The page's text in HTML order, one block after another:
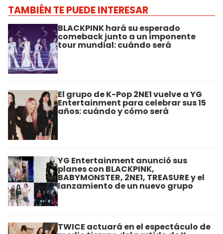
TAMBIÉN TE PUEDE INTERESAR
BLACKPINK hará su esperado
comeback junto a un imponente
tour mundial: cuándo será
El grupo de K-Pop 2NE1 vuelve a YG
Entertainment para celebrar sus 15
años: cuándo y cómo será
YG Entertainment anunció sus
planes con BLACKPINK,
BABYMONSTER, 2NE1, TREASURE y el
lanzamiento de un nuevo grupo
TWICE actuará en el espectáculo de